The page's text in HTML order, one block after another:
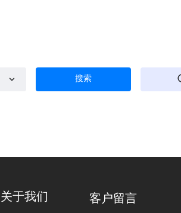
搜索
关于我们 客户留言